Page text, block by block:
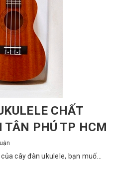
CHẤT
TÂN PHÚ TP HCM
cây đàn ukulele, bạn muố...